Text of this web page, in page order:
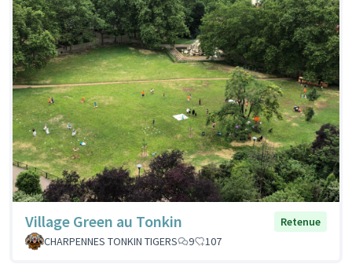
Village Green au Tonkin
Retenue
CHARPENNES TONKIN TIGERS
9 107